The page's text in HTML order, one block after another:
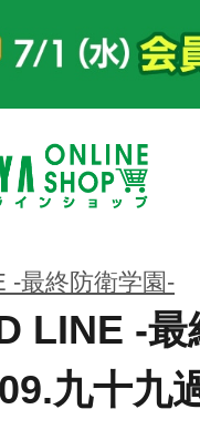
-最終防衛学園-
LINE -
九十九